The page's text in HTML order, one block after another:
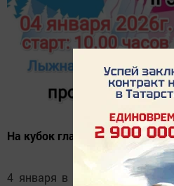
На кубок главы района
4 января в 10.00 часов –